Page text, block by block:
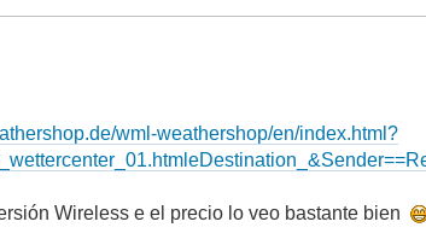
wml-weathershop/en/index.html?
Wireless e el precio lo veo bastante bien